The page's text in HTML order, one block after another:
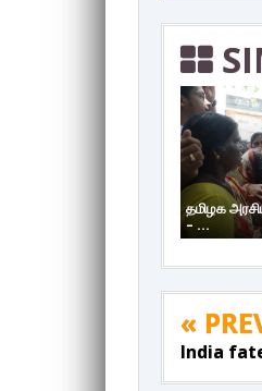
தமிழக
– ...
«
India